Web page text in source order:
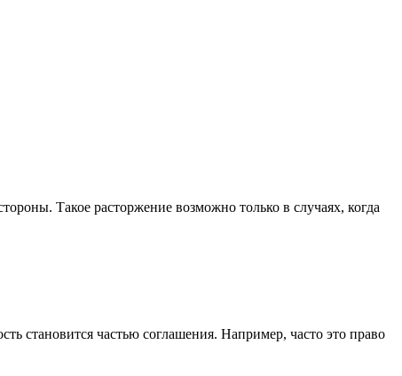
Такое расторжение возможно только в случаях, когда
становится частью соглашения. Например, часто это право